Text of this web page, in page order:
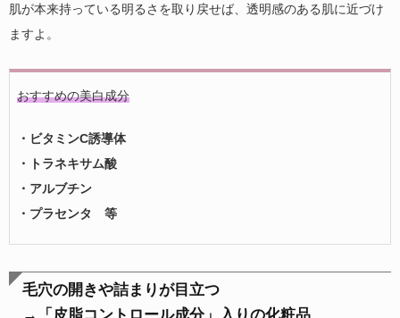
肌が本来持っている明るさを取り戻せば、透明感のある肌に近づけ
ますよ。
おすすめの美白成分
・ビタミンC誘導体
・トラネキサム酸
・アルブチン
・プラセンタ 等
毛穴の開きや詰まりが目立つ